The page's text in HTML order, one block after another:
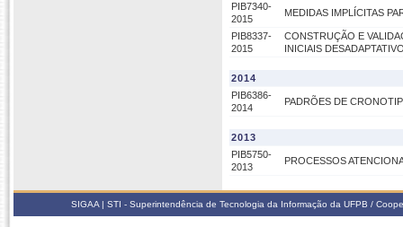
PIB7340-
2015
MEDIDAS IMPLÍCITAS
PIB8337-
2015
CONSTRUÇÃO E
INICIAIS
2014
PIB6386-
2014
PADRÕES DE
2013
PIB5750-
2013
PROCESSOS
SIGAA | STI - Superintendência de Tecnologia da Informação da UFPB /